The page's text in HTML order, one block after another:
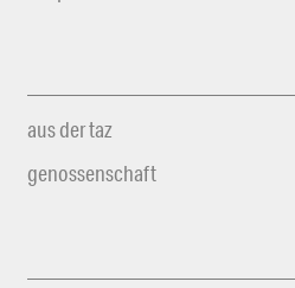
aus der taz
genossenschaft